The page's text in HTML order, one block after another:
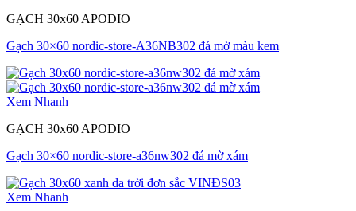
GẠCH 30x60 APODIO
Gạch 30×60 nordic-store-A36NB302 đá mờ màu kem
Xem Nhanh
GẠCH 30x60 APODIO
Gạch 30×60 nordic-store-a36nw302 đá mờ xám
Xem Nhanh